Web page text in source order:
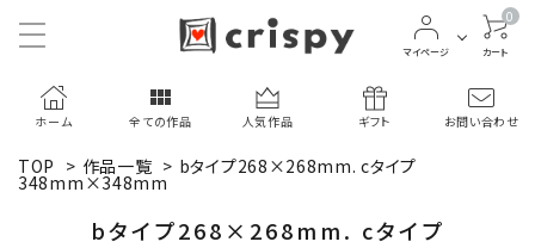
マイページ
0
カート
ホーム 全ての作品 人気作品 ギフト お問い合わせ
TOP > 作品一覧 > bタイプ268×268mm. cタイプ
348mm×348mm
bタイプ268×268mm. cタイプ